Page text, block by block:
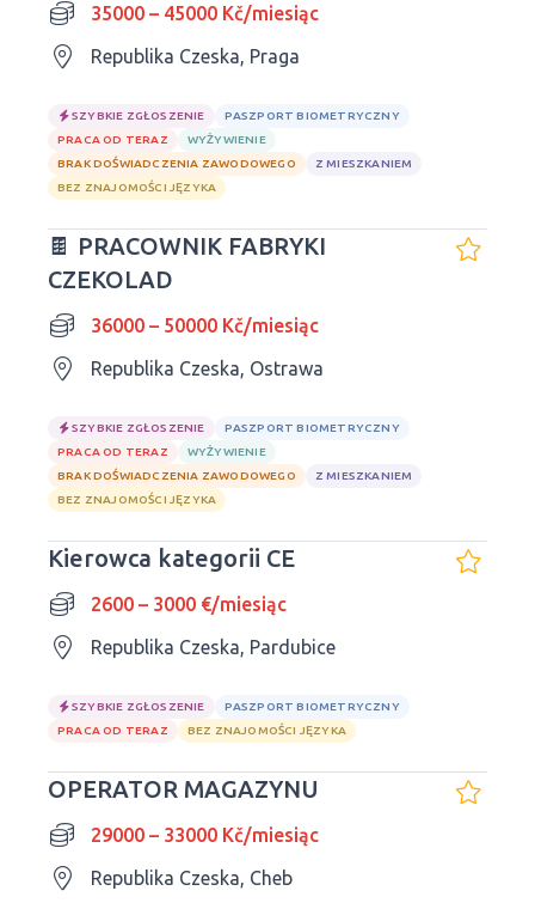
35000 – 45000 Kč/miesiąc
Republika Czeska, Praga
SZYBKIE ZGŁOSZENIE
PASZPORT BIOMETRYCZNY
PRACA OD TERAZ
WYŻYWIENIE
BRAK DOŚWIADCZENIA ZAWODOWEGO
Z MIESZKANIEM
BEZ ZNAJOMOŚCI JĘZYKA
🍫 PRACOWNIK FABRYKI
CZEKOLAD
36000 – 50000 Kč/miesiąc
Republika Czeska, Ostrawa
SZYBKIE ZGŁOSZENIE
PASZPORT BIOMETRYCZNY
PRACA OD TERAZ
WYŻYWIENIE
BRAK DOŚWIADCZENIA ZAWODOWEGO
Z MIESZKANIEM
BEZ ZNAJOMOŚCI JĘZYKA
Kierowca kategorii CE
2600 – 3000 €/miesiąc
Republika Czeska, Pardubice
SZYBKIE ZGŁOSZENIE
PASZPORT BIOMETRYCZNY
PRACA OD TERAZ
BEZ ZNAJOMOŚCI JĘZYKA
OPERATOR MAGAZYNU
29000 – 33000 Kč/miesiąc
Republika Czeska, Cheb